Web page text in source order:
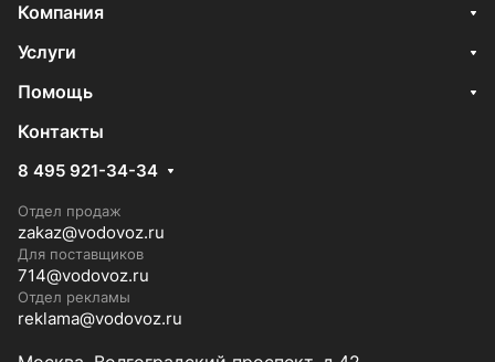
Компания
Услуги
Помощь
Контакты
8 495 921-34-34
Отдел продаж
zakaz@vodovoz.ru
Для поставщиков
714@vodovoz.ru
Отдел рекламы
reklama@vodovoz.ru